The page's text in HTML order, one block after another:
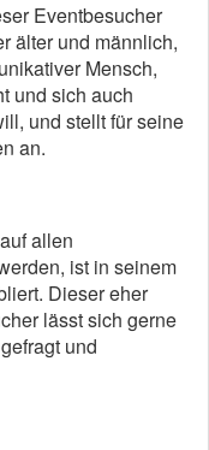
Eventbesucher
älter und männlich,
Mensch,
und sich auch
und stellt für seine
an.
allen
ist in seinem
Dieser eher
lässt sich gerne
und